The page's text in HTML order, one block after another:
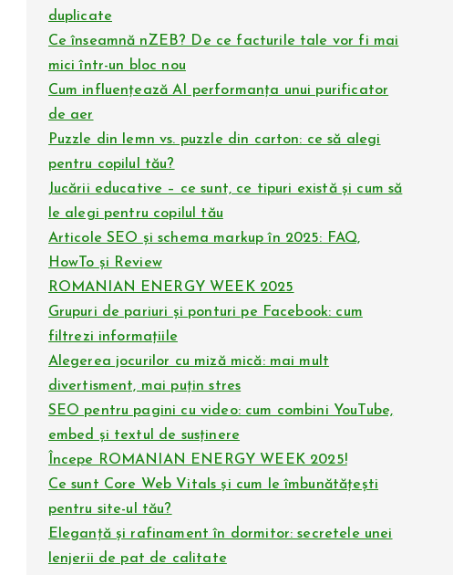
duplicate
Ce înseamnă nZEB? De ce facturile tale vor fi mai
mici într-un bloc nou
Cum influențează AI performanța unui purificator
de aer
Puzzle din lemn vs. puzzle din carton: ce să alegi
pentru copilul tău?
Jucării educative – ce sunt, ce tipuri există și cum să
le alegi pentru copilul tău
Articole SEO și schema markup în 2025: FAQ,
HowTo și Review
ROMANIAN ENERGY WEEK 2025
Grupuri de pariuri și ponturi pe Facebook: cum
filtrezi informațiile
Alegerea jocurilor cu miză mică: mai mult
divertisment, mai puțin stres
SEO pentru pagini cu video: cum combini YouTube,
embed și textul de susținere
Începe ROMANIAN ENERGY WEEK 2025!
Ce sunt Core Web Vitals și cum le îmbunătățești
pentru site-ul tău?
Eleganță și rafinament în dormitor: secretele unei
lenjerii de pat de calitate